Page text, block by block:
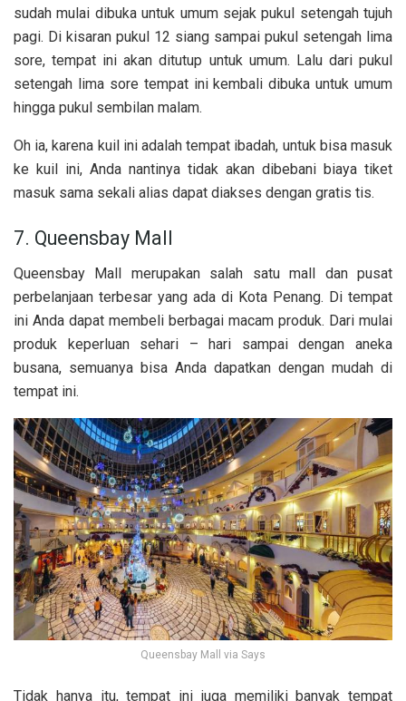
sudah mulai dibuka untuk umum sejak pukul setengah tujuh
pagi. Di kisaran pukul 12 siang sampai pukul setengah lima
sore, tempat ini akan ditutup untuk umum. Lalu dari pukul
setengah lima sore tempat ini kembali dibuka untuk umum
hingga pukul sembilan malam.
Oh ia, karena kuil ini adalah tempat ibadah, untuk bisa masuk
ke kuil ini, Anda nantinya tidak akan dibebani biaya tiket
masuk sama sekali alias dapat diakses dengan gratis tis.
7. Queensbay Mall
Queensbay Mall merupakan salah satu mall dan pusat
perbelanjaan terbesar yang ada di Kota Penang. Di tempat
ini Anda dapat membeli berbagai macam produk. Dari mulai
produk keperluan sehari – hari sampai dengan aneka
busana, semuanya bisa Anda dapatkan dengan mudah di
tempat ini.
Queensbay Mall via Says
Tidak hanya itu, tempat ini juga memiliki banyak tempat